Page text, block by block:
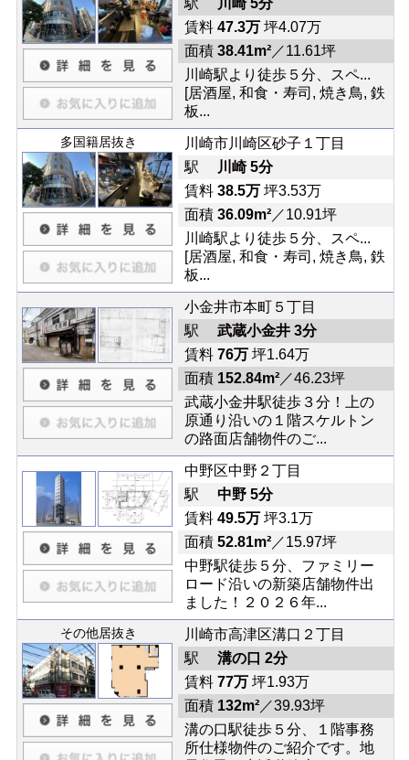
賃料 47.3万坪4.07万
面積 38.41m²／11.61坪
川崎駅より徒歩５分、スペ...
[居酒屋, 和食・寿司, 焼き鳥, 鉄
板...
多国籍居抜き
川崎市川崎区砂子１丁目
駅
川崎 5分
賃料 38.5万坪3.53万
面積 36.09m²／10.91坪
川崎駅より徒歩５分、スペ...
[居酒屋, 和食・寿司, 焼き鳥, 鉄
板...
小金井市本町５丁目
駅 武蔵小金井 3分
賃料 76万坪1.64万
面積 152.84m²／46.23坪
武蔵小金井駅徒歩３分！上の
原通り沿いの１階スケルトン
の路面店舗物件のご...
中野区中野２丁目
駅 中野 5分
賃料 49.5万坪3.1万
面積 52.81m²／15.97坪
中野駅徒歩５分、ファミリー
ロード沿いの新築店舗物件出
ました！２０２６年...
その他居抜き
川崎市高津区溝口２丁目
駅 溝の口 2分
賃料 77万坪1.93万
面積 132m²／39.93坪
溝の口駅徒歩５分、１階事務
所仕様物件のご紹介です。地